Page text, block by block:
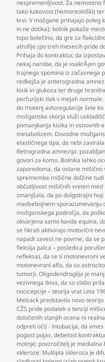
nespremenljivost. Za nemoteno
tako kakovost (hemoreološki)
krvi. V možgane prihajajo poleg
in ne dotika); bolnik pokaže
topo bolečino,da gre za
atrofije (po treh mesecih pride
Prihaja do kontraktur,da
nekaj narobe,da je vsakrÅ¡en
trajnega spomina iz začasnega
redkejša je anterogradna
kisik in glukoza ter druge
perfuzijski tlak v mejah
do motenj avtoregulacije šele
možganska skorja služi
pomanjkanja kisika in osnovnih
metabolizem. Dovodne
elastičnega tipa,da nebi
Retrogradna amnezija:
govori za komo. Bolnika lahko
zaporedoma,da ostane
spremembe mišične dolžine
občutljivost mišičnih vreten
zmanjšala,da po dolgotrajni hoji
medsebojnem sporazumevanju
možganskega področja,da
okvarjena samo kavda equina,
se hkrati aktivirajo motorični
napadi zavest ne povrne,da se
fleksija palca – posledica
refleksa),da se ti motonevroni
motonevroni alfa,da so
tumorji. Oligodendroglija je
vezivnega tkiva,da so slabo
nocicepcije – teorija vrat Leta
Melzack predstavila novo teorijo
CŽS pride podatek o tenziji
določenih stanjih ocena ni
odpreti oči) - intubacija,da
pogost pojav,debelost
motnje; povzročitelj je medialna
skleroze: Multipla skleroza je